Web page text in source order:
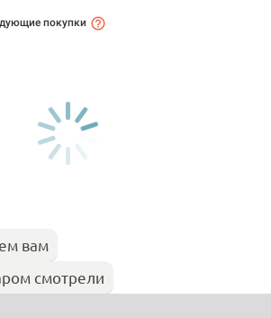
покупки
вам
смотрели